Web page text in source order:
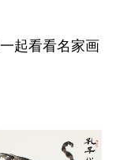
起看看名家画